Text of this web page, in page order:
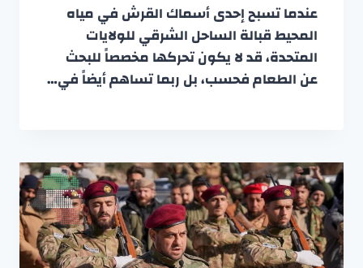
عندما تسبح إحدى أسماك القرش في مياه
المحيط قبالة الساحل الشرقي للولايات
المتحدة، قد لا يكون تحركها مخصصاً للبحث
عن الطعام فحسب، بل ربما تساهم أيضاً في…